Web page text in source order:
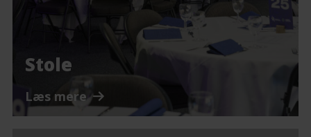
Stole
Læs mere